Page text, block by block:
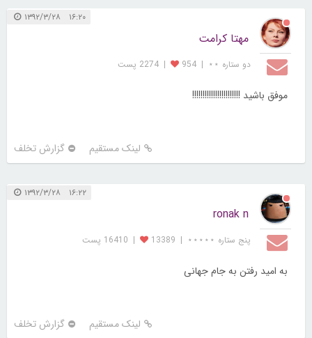
۱۶:۲۰ ۱۳۹۲/۳/۲۸
مهتا کرامت
دو ستاره ⋆⋆ |
954
| 2274 پست
موفق باشید !!!!!!!!!!!!!!!!!!!!!!!
لینک مستقیم گزارش تخلف
۱۶:۲۲ ۱۳۹۲/۳/۲۸
ronak n
پنج ستاره ⋆⋆⋆⋆⋆ |
13389
| 16410 پست
به امید رفتن به جام جهانی
لینک مستقیم گزارش تخلف